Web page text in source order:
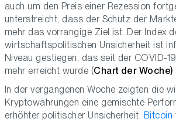
auch um den Preis einer Rezession
unterstreicht, dass der Schutz der
mehr das vorrangige Ziel ist. Der Index
wirtschaftspolitischen Unsicherheit ist
Niveau gestiegen, das seit der COVID-
mehr erreicht wurde (Chart der Woche)
In der vergangenen Woche zeigten die
Kryptowährungen eine gemischte
erhöhter politischer Unsicherheit. Bitcoin